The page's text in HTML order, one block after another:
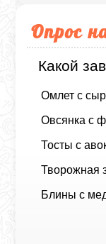
Опрос
Какой
Омлет с
Овсянка с
Тосты с
Творожная
Блины с